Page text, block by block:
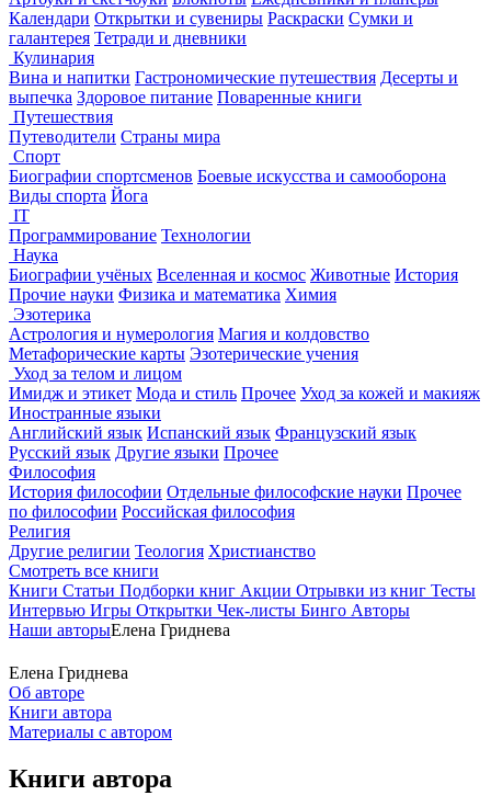
Календари Открытки и сувениры Раскраски Сумки и
галантерея Тетради и дневники
Кулинария
Вина и напитки Гастрономические путешествия Десерты и
выпечка Здоровое питание Поваренные книги
Путешествия
Путеводители Страны мира
Спорт
Биографии спортсменов Боевые искусства и самооборона
Виды спорта Йога
IT
Программирование Технологии
Наука
Биографии учёных Вселенная и космос Животные История
Прочие науки Физика и математика Химия
Эзотерика
Астрология и нумерология Магия и колдовство
Метафорические карты Эзотерические учения
Уход за телом и лицом
Имидж и этикет Мода и стиль Прочее Уход за кожей и макияж
Иностранные языки
Английский язык Испанский язык Французский язык
Русский язык Другие языки Прочее
Философия
История философии Отдельные философские науки Прочее
по философии Российская философия
Религия
Другие религии Теология Христианство
Смотреть все книги
Книги Статьи Подборки книг Акции Отрывки из книг Тесты
Интервью Игры Открытки Чек-листы Бинго Авторы
Наши авторыЕлена Гриднева
Елена Гриднева
Об авторе
Книги автора
Материалы с автором
Книги автора